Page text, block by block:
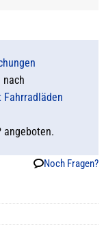
nach
Fahrradläden
angeboten.
Noch Fragen?